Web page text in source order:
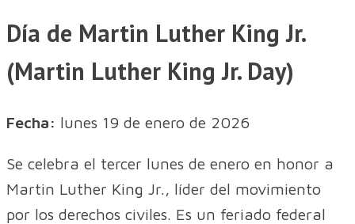
Día de Martin Luther King Jr.
(Martin Luther King Jr. Day)
Fecha: lunes 19 de enero de 2026
Se celebra el tercer lunes de enero en honor a
Martin Luther King Jr., líder del movimiento
por los derechos civiles. Es un feriado federal